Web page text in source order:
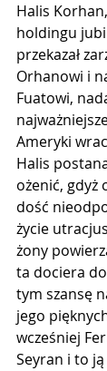
Halis
holdingu
przekazał
Orhanowi i
Fuatowi,
Ameryki
Halis
ożenić, gdyż
dość
życie
żony
ta dociera
tym szansę
jego
wcześniej
Seyran i to